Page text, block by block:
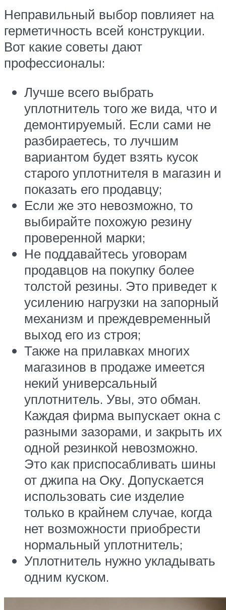
Неправильный выбор повлияет на
герметичность всей конструкции.
Вот какие советы дают
профессионалы:
Лучше всего выбрать
уплотнитель того же вида, что и
демонтируемый. Если сами не
разбираетесь, то лучшим
вариантом будет взять кусок
старого уплотнителя в магазин и
показать его продавцу;
Если же это невозможно, то
выбирайте похожую резину
проверенной марки;
Не поддавайтесь уговорам
продавцов на покупку более
толстой резины. Это приведет к
усилению нагрузки на запорный
механизм и преждевременный
выход его из строя;
Также на прилавках многих
магазинов в продаже имеется
некий универсальный
уплотнитель. Увы, это обман.
Каждая фирма выпускает окна с
разными зазорами, и закрыть их
одной резинкой невозможно.
Это как приспосабливать шины
от джипа на Оку. Допускается
использовать сие изделие
только в крайнем случае, когда
нет возможности приобрести
нормальный уплотнитель;
Уплотнитель нужно укладывать
одним куском.